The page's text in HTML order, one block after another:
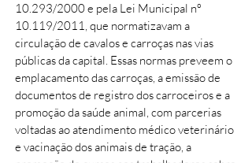
10.293/2000 e pela Lei Municipal nº
10.119/2011, que normatizavam a
circulação de cavalos e carroças nas vias
públicas da capital. Essas normas preveem o
emplacamento das carroças, a emissão de
documentos de registro dos carroceiros e a
promoção da saúde animal, com parcerias
voltadas ao atendimento médico veterinário
e vacinação dos animais de tração, a